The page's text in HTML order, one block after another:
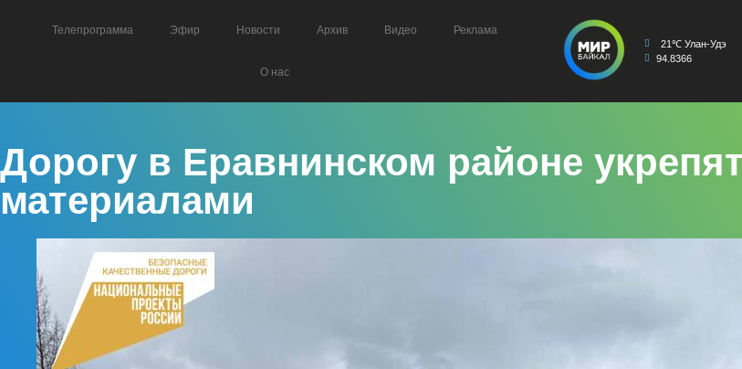
Телепрограмма Эфир Новости Архив Видео Реклама
О нас
21℃ Улан-Удэ
94.8366
Дорогу в Еравнинском районе
материалами